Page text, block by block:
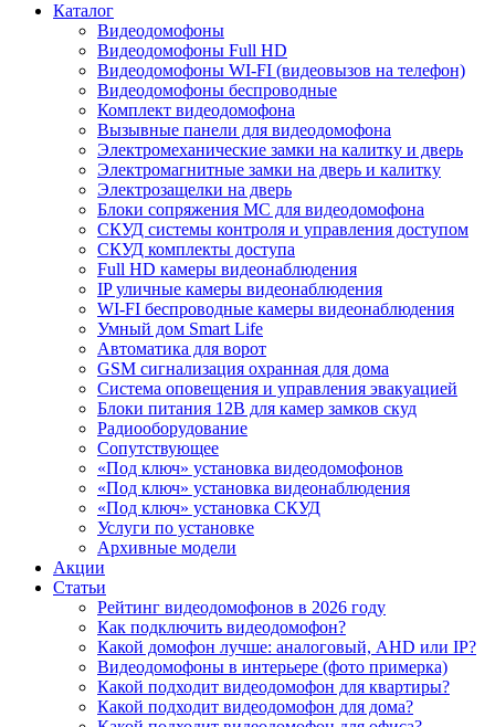
Каталог
Видеодомофоны
Видеодомофоны Full HD
Видеодомофоны WI-FI (видеовызов на телефон)
Видеодомофоны беспроводные
Комплект видеодомофона
Вызывные панели для видеодомофона
Электромеханические замки на калитку и дверь
Электромагнитные замки на дверь и калитку
Электрозащелки на дверь
Блоки сопряжения МС для видеодомофона
СКУД системы контроля и управления доступом
СКУД комплекты доступа
Full HD камеры видеонаблюдения
IP уличные камеры видеонаблюдения
WI-FI беспроводные камеры видеонаблюдения
Умный дом Smart Life
Автоматика для ворот
GSM сигнализация охранная для дома
Cистема оповещения и управления эвакуацией
Блоки питания 12В для камер замков скуд
Радиооборудование
Сопутствующее
«Под ключ» установка видеодомофонов
«Под ключ» установка видеонаблюдения
«Под ключ» установка СКУД
Услуги по установке
Архивные модели
Акции
Статьи
Рейтинг видеодомофонов в 2026 году
Как подключить видеодомофон?
Какой домофон лучше: аналоговый, AHD или IP?
Видеодомофоны в интерьере (фото примерка)
Какой подходит видеодомофон для квартиры?
Какой подходит видеодомофон для дома?